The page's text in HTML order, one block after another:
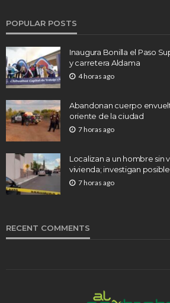
POPULAR POSTS
Inaugura Bonilla el Paso
y carretera Aldama
4 horas ago
Abandonan cuerpo
oriente de la ciudad
7 horas ago
Localizan a un hombre sin
vivienda; investigan
7 horas ago
RECENT COMMENTS